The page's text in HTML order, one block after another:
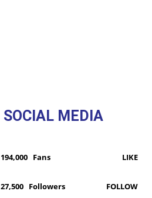
SOCIAL MEDIA
194,000 Fans LIKE
27,500 Followers FOLLOW